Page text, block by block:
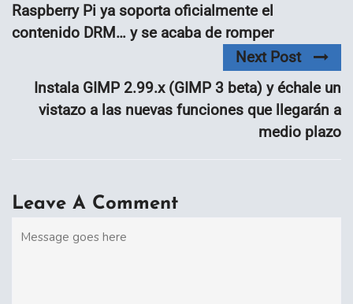
Raspberry Pi ya soporta oficialmente el
contenido DRM… y se acaba de romper
Next Post
Instala GIMP 2.99.x (GIMP 3 beta) y échale un
vistazo a las nuevas funciones que llegarán a
medio plazo
Leave A Comment